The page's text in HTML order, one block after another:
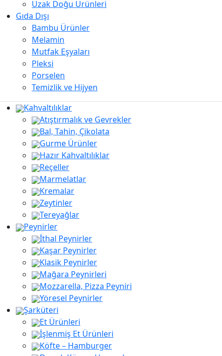
Uzak Doğu Ürünleri
Gıda Dışı
Bambu Ürünler
Melamin
Mutfak Eşyaları
Pleksi
Porselen
Temizlik ve Hijyen
Kahvaltılıklar
Atıştırmalık ve Gevrekler
Bal, Tahin, Çikolata
Gurme Ürünler
Hazır Kahvaltılıklar
Reçeller
Marmelatlar
Kremalar
Zeytinler
Tereyağlar
Peynirler
İthal Peynirler
Kaşar Peynirler
Klasik Peynirler
Mağara Peynirleri
Mozzarella, Pizza Peyniri
Yöresel Peynirler
Şarküteri
Et Ürünleri
İşlenmiş Et Ürünleri
Köfte – Hamburger